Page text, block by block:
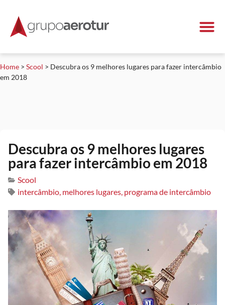
Home > Scool > Descubra os 9 melhores lugares para fazer intercâmbio
em 2018
Descubra os 9 melhores lugares
para fazer intercâmbio em 2018
Scool
intercâmbio, melhores lugares, programa de intercâmbio